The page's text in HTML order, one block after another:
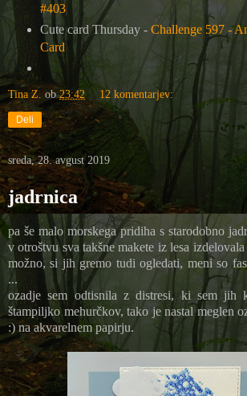
#403
Cute card Thursday - Challenge 597 -
Card
Tina Z. ob23:42 12 komentarjev:
Deli
sreda, 28. avgust 2019
jadrnica
pa še malo morskega pridiha s starodobno
v otroštvu sva takšne makete iz lesa
možno, si jih gremo tudi ogledati, meni so
...
ozadje sem odtisnila z distresi, ki sem jih
štampiljko mehurčkov, tako je nastal meglen
:) na akvarelnem papirju.